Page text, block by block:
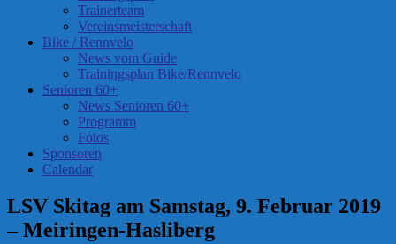
Trainerteam
Vereinsmeisterschaft
Bike / Rennvelo
News vom Guide
Trainingsplan Bike/Rennvelo
Senioren 60+
News Senioren 60+
Programm
Fotos
Sponsoren
Calendar
LSV Skitag am Samstag, 9. Februar 2019
– Meiringen-Hasliberg